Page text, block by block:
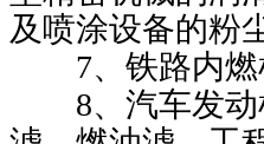
及喷涂设备的粉
7、铁路内
8、汽车发